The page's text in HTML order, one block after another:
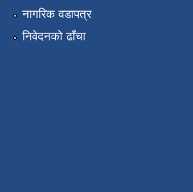
नागरिक वडापत्र
निवेदनको ढाँचा